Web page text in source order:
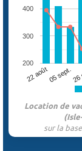
22 août05 sept.
200
300
400
Location de
sur la